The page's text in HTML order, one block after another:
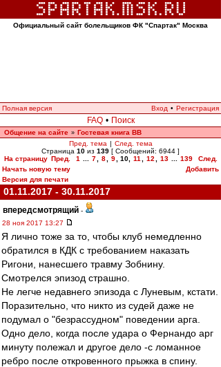
Официальный сайт болельщиков ФК "Спартак" Москва
Полная версия Вход • Регистрация
FAQ • Поиск
Общение на сайте » Гостевая книга ВВ
Пред. тема | След. тема
Страница 10 из 139 [ Сообщений: 6944 ]
На страницу Пред. 1 7 8 9 10, 11 12 13 139
След.
Начать новую тему
Добавить
Версия для печати
01.11.2017 - 30.11.2017
впередсмотрящий -
28 ноя 2017 13:27
Я лично тоже за то, чтобы клуб немедленно
обратился в КДК с требованием наказать
Ригони, нанесшего травму Зобнину.
Смотрелся эпизод страшно.
Не легче недавнего эпизода с Луневым, кстати.
Поразительно, что никто из судей даже не
подумал о "безрассудном" поведении арга.
Одно дело, когда после удара о Фернандо арг
минуту полежал и другое дело -с ломанное
ребро после откровенного прыжка в спину.